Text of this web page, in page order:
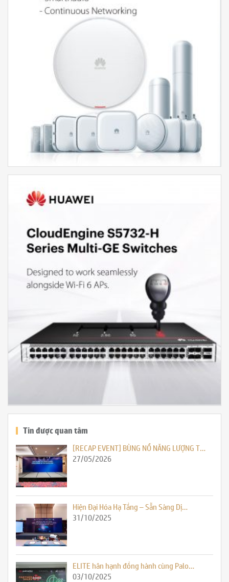
Tin được quan tâm
[RECAP EVENT] BÙNG NỔ NĂNG LƯỢNG T…
27/05/2026
Hiện Đại Hóa Hạ Tầng – Sẵn Sàng Dị…
31/10/2025
ELITE hân hạnh đồng hành cùng Palo…
03/10/2025